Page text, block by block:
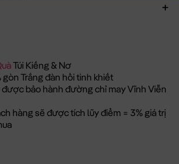
Túi Kiếng & Nơ
gòn Trắng đàn hồi tinh khiết
được bảo hành đường chỉ may Vĩnh Viễn
hàng sẽ được tích lũy điểm = 3% giá trị